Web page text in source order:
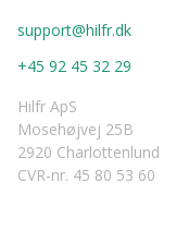
support@hilfr.dk
+45 92 45 32 29
Hilfr ApS
Mosehøjvej 25B
2920 Charlottenlund
CVR-nr. 45 80 53 60